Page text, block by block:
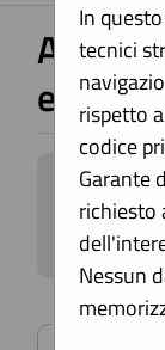
In
tecnici
rispetto
codice
Garante
richiesto
Nessun
Avvisi
esiti e
I
Criteri